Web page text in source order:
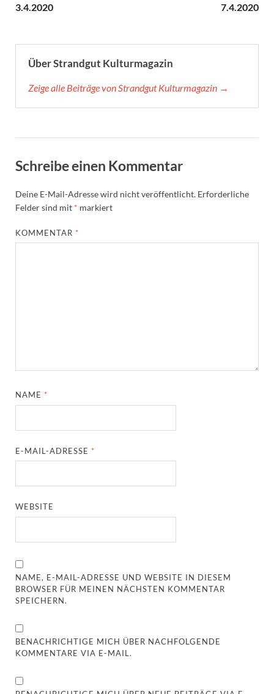
3.4.2020 7.4.2020
Über Strandgut Kulturmagazin
Zeige alle Beiträge von Strandgut Kulturmagazin →
Schreibe einen Kommentar
Deine E-Mail-Adresse wird nicht veröffentlicht. Erforderliche
Felder sind mit * markiert
KOMMENTAR *
NAME *
E-MAIL-ADRESSE *
WEBSITE
NAME, E-MAIL-ADRESSE UND WEBSITE IN DIESEM
BROWSER FÜR MEINEN NÄCHSTEN KOMMENTAR
SPEICHERN.
BENACHRICHTIGE MICH ÜBER NACHFOLGENDE
KOMMENTARE VIA E-MAIL.